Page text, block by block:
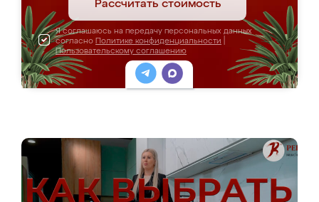
Рассчитать стоимость
Я соглашаюсь на передачу персональных данных
согласно Политике конфиденциальности
Пользовательскому соглашению